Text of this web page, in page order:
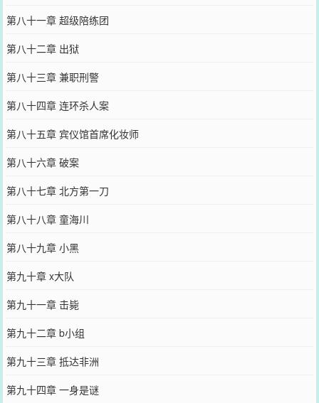
第八十一章 超级陪练团
第八十二章 出狱
第八十三章 兼职刑警
第八十四章 连环杀人案
第八十五章 宾仪馆首席化妆师
第八十六章 破案
第八十七章 北方第一刀
第八十八章 童海川
第八十九章 小黑
第九十章 x大队
第九十一章 击毙
第九十二章 b小组
第九十三章 抵达非洲
第九十四章 一身是谜